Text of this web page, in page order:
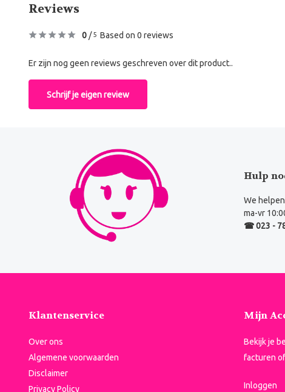
Reviews
0 /5 Based on 0 reviews
Er zijn nog geen reviews geschreven over dit product..
Schrijf je eigen review
Hulp
We
ma-vr
☎ 023 -
Klantenservice
Over ons
Algemene voorwaarden
Disclaimer
Privacy Policy
Mijn
Bekijk je
facturen
Inloggen